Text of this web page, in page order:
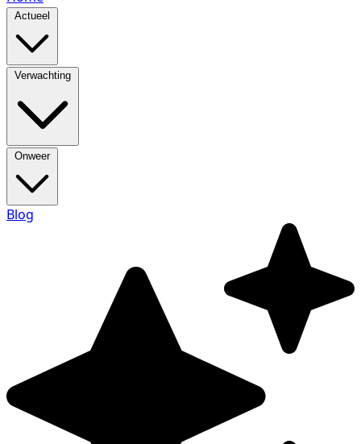
Actueel
Verwachting
Onweer
Blog